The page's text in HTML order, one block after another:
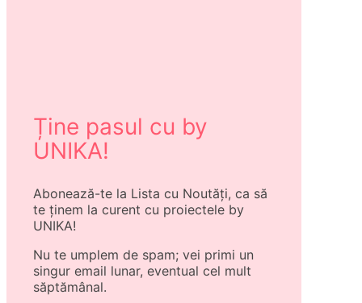
Ține pasul cu by
UNIKA!
Abonează-te la Lista cu Noutăți, ca să
te ținem la curent cu proiectele by
UNIKA!
Nu te umplem de spam; vei primi un
singur email lunar, eventual cel mult
săptămânal.